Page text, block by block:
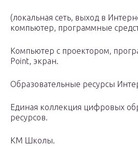
(локальная сеть, выход в
компьютер, программные
Компьютер с проектором,
Point, экран.
Образовательные ресурсы
Единая коллекция цифровых
ресурсов.
КМ Школы.